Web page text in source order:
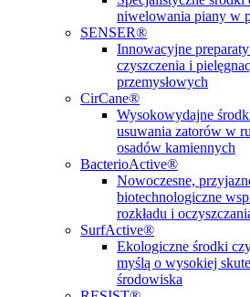
niwelowania piany w
SENSER®
Innowacyjne
czyszczenia i
przemysłowych
CirCane®
Wysokowydajne
usuwania zatorów w
osadów kamiennych
BacterioActive®
Nowoczesne,
biotechnologiczne
rozkładu i
SurfActive®
Ekologiczne środki
myślą o wysokiej
środowiska